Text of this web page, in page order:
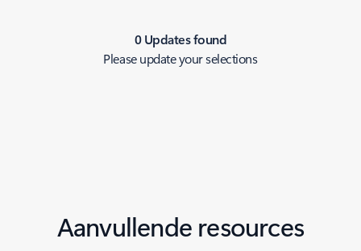
0 Updates found
Please update your selections
Aanvullende resources